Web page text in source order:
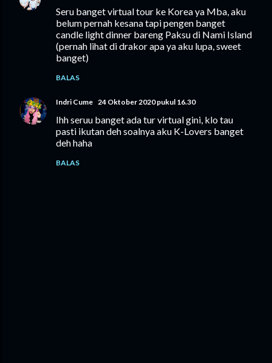
Seru banget virtual tour ke Korea ya Mba, aku
belum pernah kesana tapi pengen banget
candle light dinner bareng Paksu di Nami Island
(pernah lihat di drakor apa ya aku lupa, sweet
banget)
BALAS
Indri Cume 24 Oktober 2020 pukul 16.30
Ihh seruu banget ada tur virtual gini, klo tau
pasti ikutan deh soalnya aku K-Lovers banget
deh haha
BALAS